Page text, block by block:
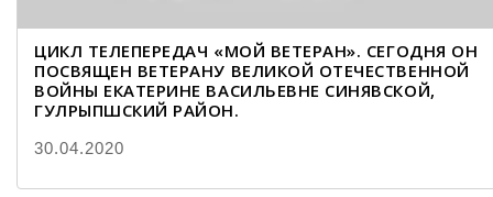
ЦИКЛ ТЕЛЕПЕРЕДАЧ «МОЙ ВЕТЕРАН». СЕГОДНЯ ОН
ПОСВЯЩЕН ВЕТЕРАНУ ВЕЛИКОЙ ОТЕЧЕСТВЕННОЙ
ВОЙНЫ ЕКАТЕРИНЕ ВАСИЛЬЕВНЕ СИНЯВСКОЙ,
ГУЛРЫПШСКИЙ РАЙОН.
30.04.2020